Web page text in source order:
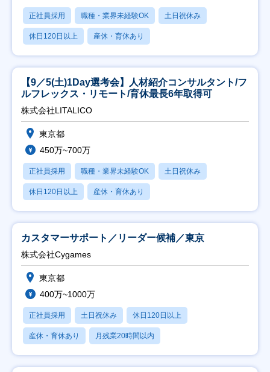
正社員採用 職種・業界未経験OK 土日祝休み
休日120日以上 産休・育休あり
【9／5(土)1Day選考会】人材紹介コンサルタント/フ
ルフレックス・リモート/育休最長6年取得可
株式会社LITALICO
東京都
450万~700万
正社員採用 職種・業界未経験OK 土日祝休み
休日120日以上 産休・育休あり
カスタマーサポート／リーダー候補／東京
株式会社Cygames
東京都
400万~1000万
正社員採用 土日祝休み 休日120日以上
産休・育休あり 月残業20時間以内